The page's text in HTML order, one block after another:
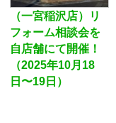
（一宮稲沢店）リ
フォーム相談会を
自店舗にて開催！
（2025年10月18
日〜19日）